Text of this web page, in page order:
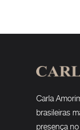
Carla
brasileiras
presença